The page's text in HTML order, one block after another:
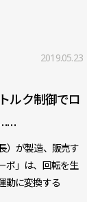
2019.05.23
ルク制御でロ
）が製造、販売す
ボ」は、回転を生
動に変換する